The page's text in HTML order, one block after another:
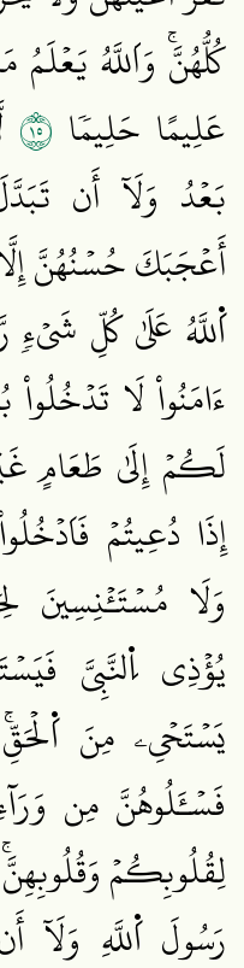
كُلُّهُنَّۚ وَاَللَّهُ يَعۡلَمُ
عَلِيمًا حَلِيمٗا ٥١
بَعۡدُ وَلَآ أَن
أَعۡجَبَكَ حُسۡنُهُنَّ
اَ۬للَّهُ عَلَىٰ كُلِّ شَيۡءٖ
ءَامَنُواْ لَا
لَكُمۡ إِلَىٰ طَعَامٍ
إِذَا دُعِيتُمۡ
وَلَا
يُؤۡذِي اِ۬لنَّبِيَّ
يَسۡتَحۡيِۦ مِنَ
فَسۡـَٔلُوهُنَّ مِن
لِقُلُوبِكُمۡ
رَسُولَ اَ۬للَّهِ وَلَآ